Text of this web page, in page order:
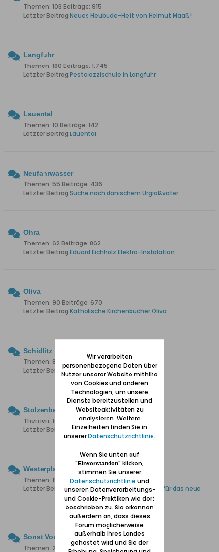
Themen: 103 Beiträge: 915
Letzter Beitrag:Neues Heubude-Heft von Helmut Maaß!
Langfuhr
Themen: 180 Beiträge: 1.745
Letzter Beitrag:Pestalozzischule in Langfuhr
Lauental
Themen: 10 Beiträge: 142
Letzter Beitrag:Lauental
Neufahrwasser
Themen: 55 Beiträge: 436
Letzter Beitrag:Suche nach dänischem Urgroßvater
Ohra
Themen: 62 Beiträge: 862
Letzter Beitrag:Eduard Eichholz Elektro-Instalation
Oliva
Themen: 90 Beiträge: 670
Letzter Beitrag:Katholische Kirchenbücher Oliva
Schidlitz
Themen: 85 Beiträge: 835
Letzter Beitrag:Wo ist die Franziskus Kirche?
Stolzenberg
Themen: 16 Beiträge: 252
Letzter Beitrag:
Danzig-Wonneberg
Westerplatte
Themen: 15 Beiträge: 109
Letzter Beitrag:Westerplatte, Vorbereitungen für das neue
Museum
Sonst.Vororte
Themen: 21 Beiträge: 177
Wir verarbeiten
personenbezogene Daten über
Nutzer unserer Website mithilfe
von Cookies und anderen
Technologien, um unsere
Dienste bereitzustellen und
Websiteaktivitäten zu
analysieren. Weitere
Einzelheiten finden Sie in
unsererDatenschutzrichtlinie.
Wenn Sie unten auf
"Einverstanden" klicken,
stimmen Sie unserer
Datenschutzrichtlinie und
unseren Datenverarbeitungs-
und Cookie-Praktiken wie dort
beschrieben zu. Sie erkennen
außerdem an, dass dieses
Forum möglicherweise
außerhalb Ihres Landes
gehostet wird und Sie der